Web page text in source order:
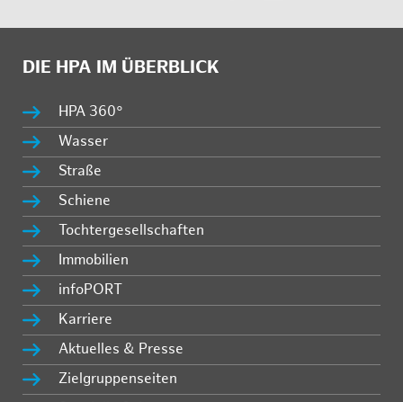
DIE HPA IM ÜBERBLICK
HPA 360°
Wasser
Straße
Schiene
Tochtergesellschaften
Immobilien
infoPORT
Karriere
Aktuelles & Presse
Zielgruppenseiten